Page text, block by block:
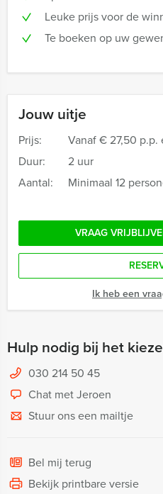
Jouw uitje
Prijs: Vanaf€ 27,50 p.p.
Duur:
2 uur
Aantal:
Minimaal 12
VRAAG
Ik heb een
Hulp nodig bij het
030 214 50 45
Chat met Jeroen
Stuur ons een mailtje
Bel mij terug
Bekijk printbare versie
Leuke prijs voor de
Te boeken op uw